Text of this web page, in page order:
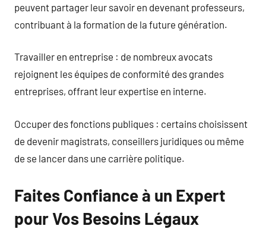
peuvent partager leur savoir en devenant professeurs,
contribuant à la formation de la future génération.
Travailler en entreprise : de nombreux avocats
rejoignent les équipes de conformité des grandes
entreprises, offrant leur expertise en interne.
Occuper des fonctions publiques : certains choisissent
de devenir magistrats, conseillers juridiques ou même
de se lancer dans une carrière politique.
Faites Confiance à un Expert
pour Vos Besoins Légaux